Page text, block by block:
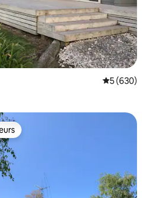
Note
5 (630)
parmi les plus aimés